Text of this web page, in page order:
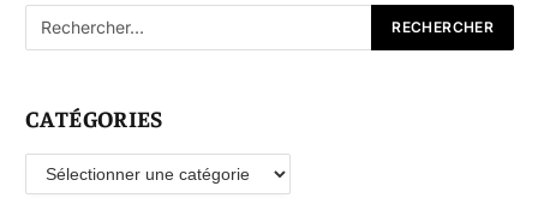
CATÉGORIES
Catégories